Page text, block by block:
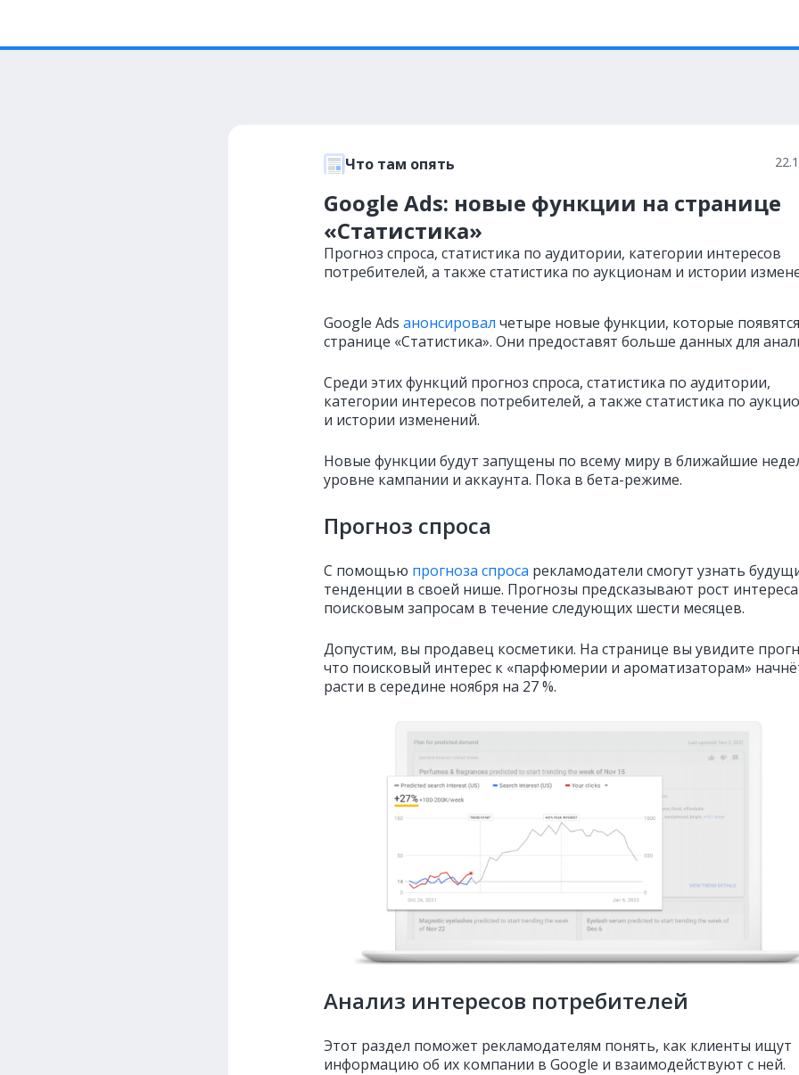
Что там опять
Google Ads: новые функции на странице
«Статистика»
Прогноз спроса, статистика по аудитории, категории интересов
потребителей, а также статистика по аукционам и истории
Google Ads анонсировал четыре новые функции, которые
странице «Статистика». Они предоставят больше данных для
Среди этих функций прогноз спроса, статистика по аудитории,
категории интересов потребителей, а также статистика по
и истории изменений.
Новые функции будут запущены по всему миру в ближайшие
уровне кампании и аккаунта. Пока в бета-режиме.
Прогноз спроса
С помощью прогноза спроса рекламодатели смогут узнать
тенденции в своей нише. Прогнозы предсказывают рост
поисковым запросам в течение следующих шести месяцев.
Допустим, вы продавец косметики. На странице вы увидите
что поисковый интерес к «парфюмерии и ароматизаторам»
расти в середине ноября на 27 %.
Анализ интересов потребителей
Этот раздел поможет рекламодателям понять, как клиенты ищут
информацию об их компании в Google и взаимодействуют с ней.